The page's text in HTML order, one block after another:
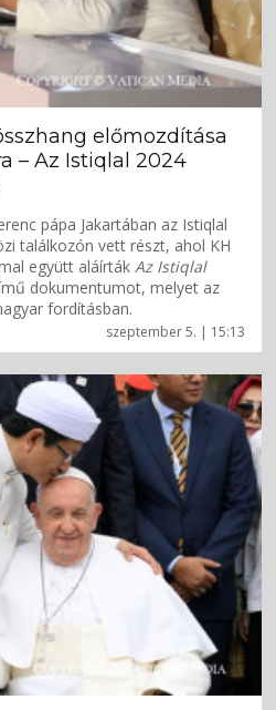
szeptember 5. | 15:13
előmozdítása
– Az Istiqlal 2024
pápa Jakartában az Istiqlal
találkozón vett részt, ahol KH
együtt aláírták Az Istiqlal
dokumentumot, melyet az
fordításban.